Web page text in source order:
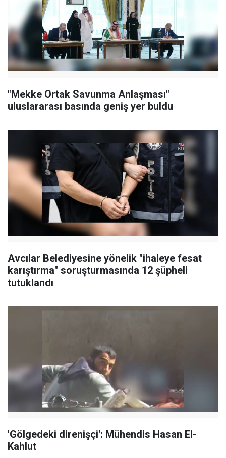
"Mekke Ortak Savunma Anlaşması"
uluslararası basında geniş yer buldu
Avcılar Belediyesine yönelik "ihaleye fesat
karıştırma" soruşturmasında 12 şüpheli
tutuklandı
'Gölgedeki direnişçi': Mühendis Hasan El-
Kahlut